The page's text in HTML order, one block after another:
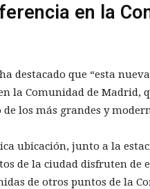
en la
destacado que “esta
la Comunidad de Madrid,
los más grandes y
ubicación, junto a la
de la ciudad disfruten de
de otros puntos de la